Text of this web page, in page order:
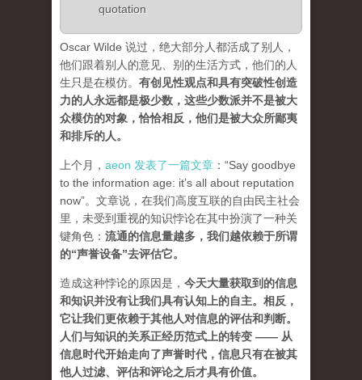
quotation
Oscar Wilde 说过，绝大部分人都活成了别人，
他们跟着别人的意见、别的生活方式，他们的人
生只是在模仿。 有创见性观点和具有突破性创造
力的人永远都是极少数，这些少数派并不是被大
众模仿的对象，恰恰相反，他们是被大众所鄙夷
和排斥的人。
上个月， aeon 发表了一篇文章 ：“Say goodbye
to the information age: it’s all about reputation
now”。文章说，在我们高度互联的自由民主社会
里，未受到重视的知识悖论在其中扮演了一种关
键角色： 流通的信息量越多，我们越依赖于所谓
的“声誉设备”去评估它。
造成这种悖论的原因是， 今天大量获取到的信息
和知识并没有让我们具有认知上的自主。相反，
它让我们更依赖于其他人对信息的评估和判断。
人们与知识的关系正经历范式上的转变 —— 从
信息时代开始走向了声誉时代，信息只有在被其
他人过滤、评估和评论之后才具有价值。